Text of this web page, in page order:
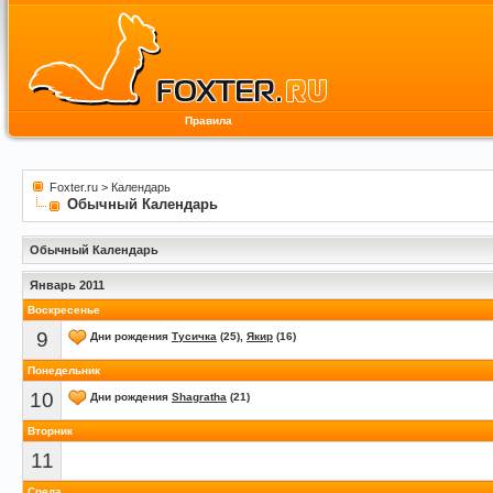
Правила
Foxter.ru > Календарь
Обычный Календарь
Обычный Календарь
Январь 2011
Воскресенье
9 Дни рождения Тусичка (25), Якир (16)
Понедельник
10 Дни рождения Shagratha (21)
Вторник
11